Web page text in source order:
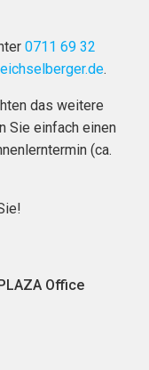
0711 69 32
.
das weitere
Sie einfach einen
(ca.
Office